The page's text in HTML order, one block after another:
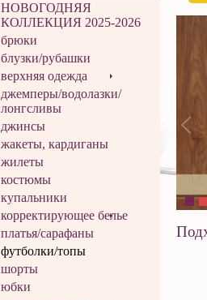
НОВОГОДНЯЯ
КОЛЛЕКЦИЯ 2025-2026
брюки
блузки/рубашки
верхняя одежда
джемперы/водолазки/
лонгсливы
джинсы
жакеты, кардиганы
жилеты
костюмы
купальники
корректирующее белье
платья/сарафаны
футболки/топы
шорты
юбки